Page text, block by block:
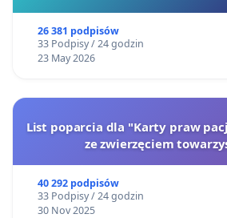
26 381 podpisów
33 Podpisy / 24 godzin
23 May 2026
List poparcia dla "Karty praw
ze zwierzęciem
40 292 podpisów
33 Podpisy / 24 godzin
30 Nov 2025